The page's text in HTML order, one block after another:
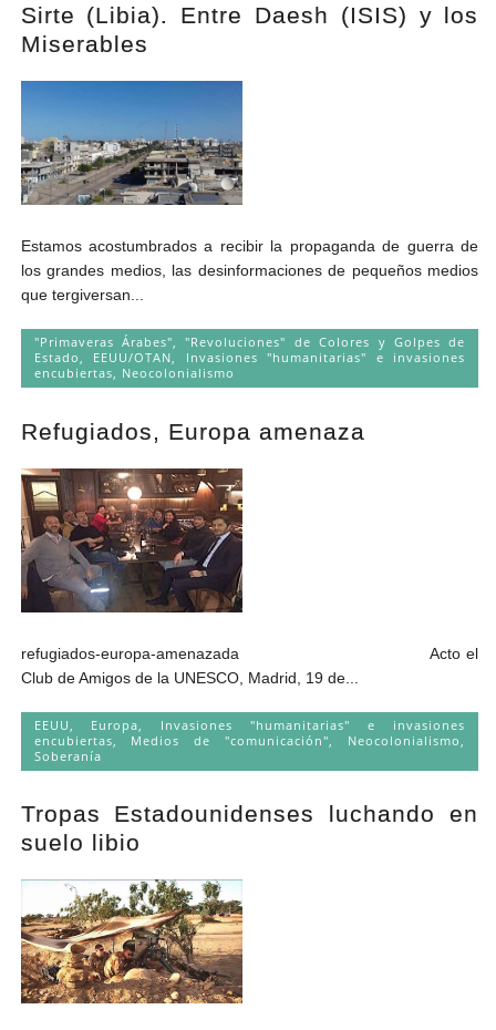
Sirte (Libia). Entre Daesh (ISIS) y los
Miserables
Estamos acostumbrados a recibir la propaganda de guerra de
los grandes medios, las desinformaciones de pequeños medios
que tergiversan...
"Primaveras Árabes", "Revoluciones" de Colores y Golpes de
Estado, EEUU/OTAN, Invasiones "humanitarias" e invasiones
encubiertas, Neocolonialismo
Refugiados, Europa amenaza
refugiados-europa-amenazada Acto el
Club de Amigos de la UNESCO, Madrid, 19 de...
EEUU Europa
Invasiones "humanitarias" e invasiones
encubiertas
Medios de "comunicación" Neocolonialismo
Soberanía
Tropas Estadounidenses luchando en
suelo libio